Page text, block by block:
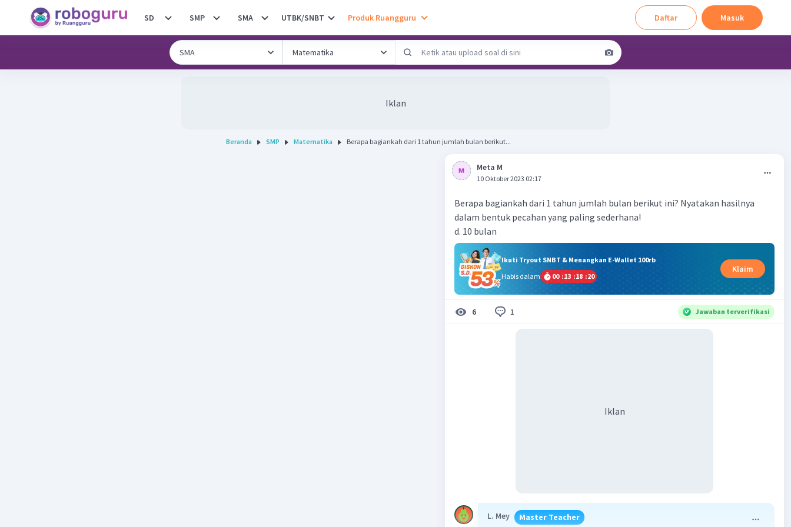
SD SMP SMA UTBK/SNBT Produk Ruangguru Daftar Masuk
Iklan
Beranda SMP Matematika Berapa bagiankah dari 1 tahun jumlah bulan berikut...
Meta M
10 Oktober 2023 02:17
Berapa bagiankah dari 1 tahun jumlah bulan berikut ini? Nyatakan hasilnya
dalam bentuk pecahan yang paling sederhana!
d. 10 bulan
Ikuti Tryout SNBT & Menangkan E-Wallet 100rb
Habis dalam
00 :13 :18 :19
Klaim
6 1 Jawaban terverifikasi
Iklan
L. Mey Master Teacher